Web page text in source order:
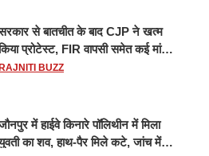
से बातचीत के बाद CJP ने खत्म
प्रोटेस्ट, FIR वापसी समेत कई मांगों
बनी सहमति
RAJNITI BUZZ
में हाईवे किनारे पॉलिथीन में मिला
का शव, हाथ-पैर मिले कटे, जांच में